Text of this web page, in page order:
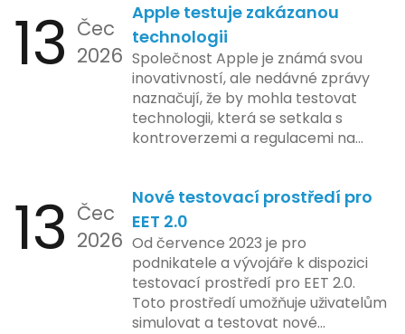
by se podnikatelé měli vyvarovat.
13 Čec
2026
Apple testuje zakázanou
technologii
Společnost Apple je známá svou
inovativností, ale nedávné zprávy
naznačují, že by mohla testovat
technologii, která se setkala s
kontroverzemi a regulacemi na
implementace funkce, která by
mohla porušovat určité zákonné
limity na ochranu osobních údajů.
Tato technologie se zaměřuje na
pokročilé sledování uživatelských
aktivit, což vyvolalo obavy ohledně
soukromí a ochrany dat uživatelů.
13 Čec
2026
Nové testovací prostředí pro
EET 2.0
Od července 2023 je pro
podnikatele a vývojáře k dispozici
testovací prostředí pro EET 2.0.
Toto prostředí umožňuje uživatelům
simulovat a testovat nové